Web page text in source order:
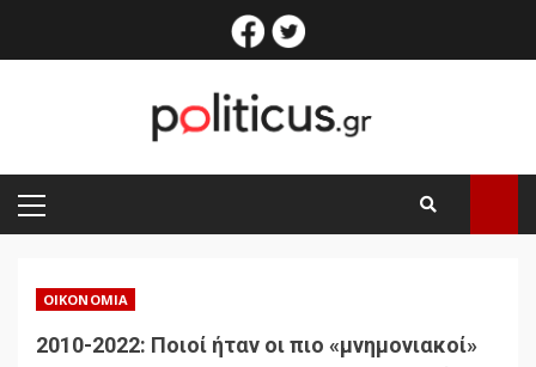
facebook
PRIMARY
MENU
ΟΙΚΟΝΟΜΊΑ
2010-2022: Ποιοί ήταν οι πιο «μνημονιακοί»